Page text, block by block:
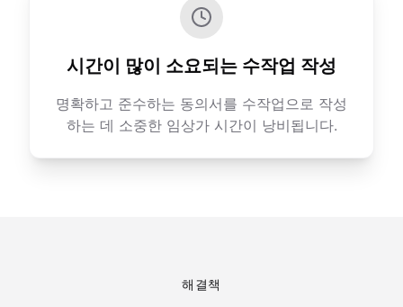
시간이 많이 소요되는 수작업 작성
명확하고 준수하는 동의서를 수작업으로 작성
하는 데 소중한 임상가 시간이 낭비됩니다.
해결책